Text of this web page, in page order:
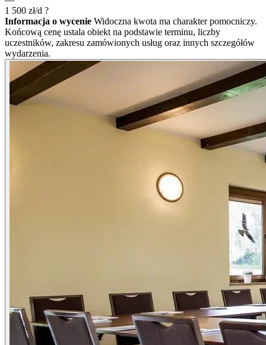
1 500 zł/d ?
Informacja o wycenie Widoczna kwota ma charakter pomocniczy.
Końcową cenę ustala obiekt na podstawie terminu, liczby
uczestników, zakresu zamówionych usług oraz innych szczegółów
wydarzenia.